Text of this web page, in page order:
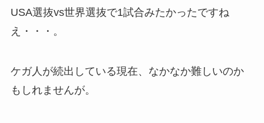
USA選抜vs世界選抜で1試合みたかったですね
え・・・。
ケガ人が続出している現在、なかなか難しいのか
もしれませんが。